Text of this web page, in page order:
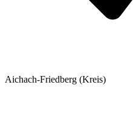
Aichach-Friedberg (Kreis)